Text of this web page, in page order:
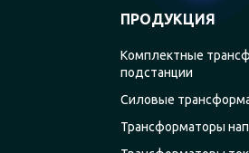
ПРОДУКЦИЯ
Комплектные
подстанции
Силовые
Трансформаторы